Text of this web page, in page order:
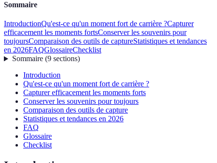
Sommaire
IntroductionQu'est-ce qu'un moment fort de carrière ?Capturer
efficacement les moments fortsConserver les souvenirs pour
toujoursComparaison des outils de captureStatistiques et tendances
en 2026FAQGlossaireChecklist
Sommaire(9 sections)
Introduction
Qu'est-ce qu'un moment fort de carrière ?
Capturer efficacement les moments forts
Conserver les souvenirs pour toujours
Comparaison des outils de capture
Statistiques et tendances en 2026
FAQ
Glossaire
Checklist